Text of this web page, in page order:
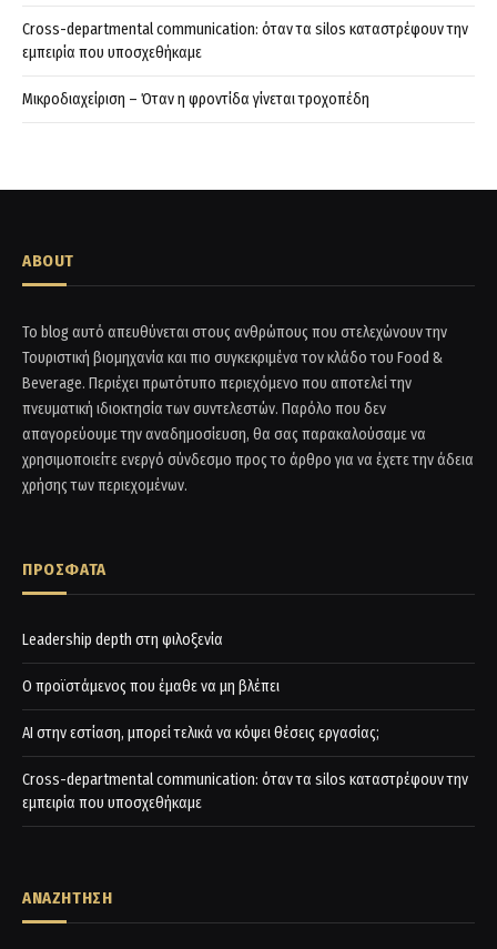
Cross-departmental communication: όταν τα silos καταστρέφουν την
εμπειρία που υποσχεθήκαμε
Μικροδιαχείριση – Όταν η φροντίδα γίνεται τροχοπέδη
ABOUT
Το blog αυτό απευθύνεται στους ανθρώπους που στελεχώνουν την
Τουριστική βιομηχανία και πιο συγκεκριμένα τον κλάδο του Food &
Beverage. Περιέχει πρωτότυπο περιεχόμενο που αποτελεί την
πνευματική ιδιοκτησία των συντελεστών. Παρόλο που δεν
απαγορεύουμε την αναδημοσίευση, θα σας παρακαλούσαμε να
χρησιμοποιείτε ενεργό σύνδεσμο προς το άρθρο για να έχετε την άδεια
χρήσης των περιεχομένων.
ΠΡΟΣΦΑΤΑ
Leadership depth στη φιλοξενία
Ο προϊστάμενος που έμαθε να μη βλέπει
AI στην εστίαση, μπορεί τελικά να κόψει θέσεις εργασίας;
Cross-departmental communication: όταν τα silos καταστρέφουν την
εμπειρία που υποσχεθήκαμε
ΑΝΑΖΗΤΗΣΗ